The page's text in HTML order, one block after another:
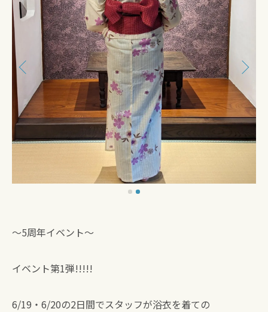
⁡⁡〜5周年イベント〜
⁡イベント第1弾!!!!!
6/19・6/20の2日間でスタッフが浴衣を着ての